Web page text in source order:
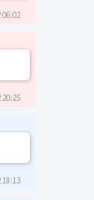
06:02
20:25
18:13